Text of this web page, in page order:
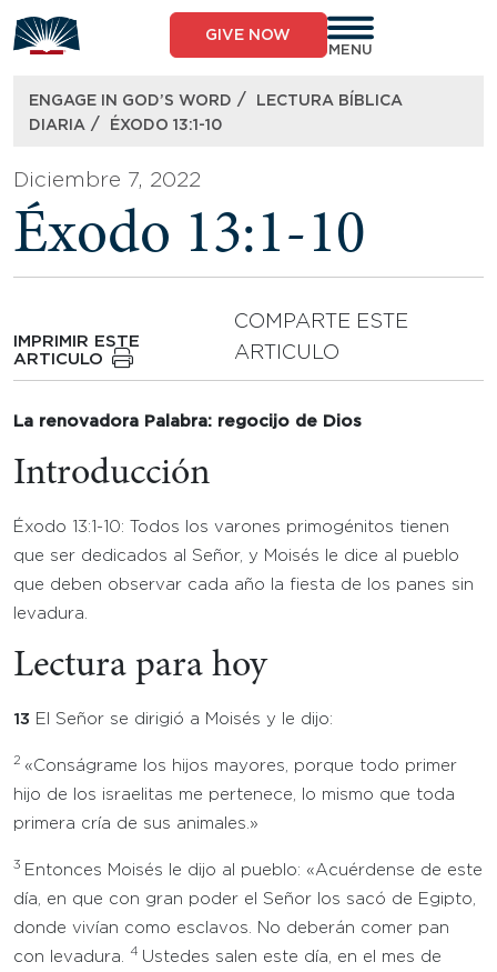
to
content
GIVE NOW
MENU
ENGAGE IN GOD’S WORD /
LECTURA BÍBLICA
DIARIA / ÉXODO 13:1-10
Diciembre 7, 2022
Éxodo 13:1-10
IMPRIMIR ESTE
ARTICULO
COMPARTE ESTE
ARTICULO
La renovadora Palabra: regocijo de Dios
Introducción
Éxodo 13:1-10: Todos los varones primogénitos tienen
que ser dedicados al Señor, y Moisés le dice al pueblo
que deben observar cada año la fiesta de los panes sin
levadura.
Lectura para hoy
13 El Señor se dirigió a Moisés y le dijo:
2 «Conságrame los hijos mayores, porque todo primer
hijo de los israelitas me pertenece, lo mismo que toda
primera cría de sus animales.»
3 Entonces Moisés le dijo al pueblo: «Acuérdense de este
día, en que con gran poder el Señor los sacó de Egipto,
donde vivían como esclavos. No deberán comer pan
con levadura.
4 Ustedes salen este día, en el mes de